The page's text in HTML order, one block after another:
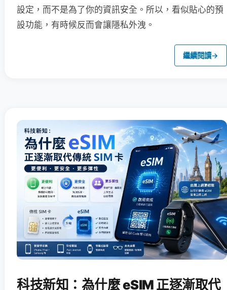
設定，而不是為了你的資訊安全。所以，看似貼心的預
設功能，有時候反而會讓隱私外洩。
繼續閱讀→
科技新知：為什麼 eSIM 正逐漸取代